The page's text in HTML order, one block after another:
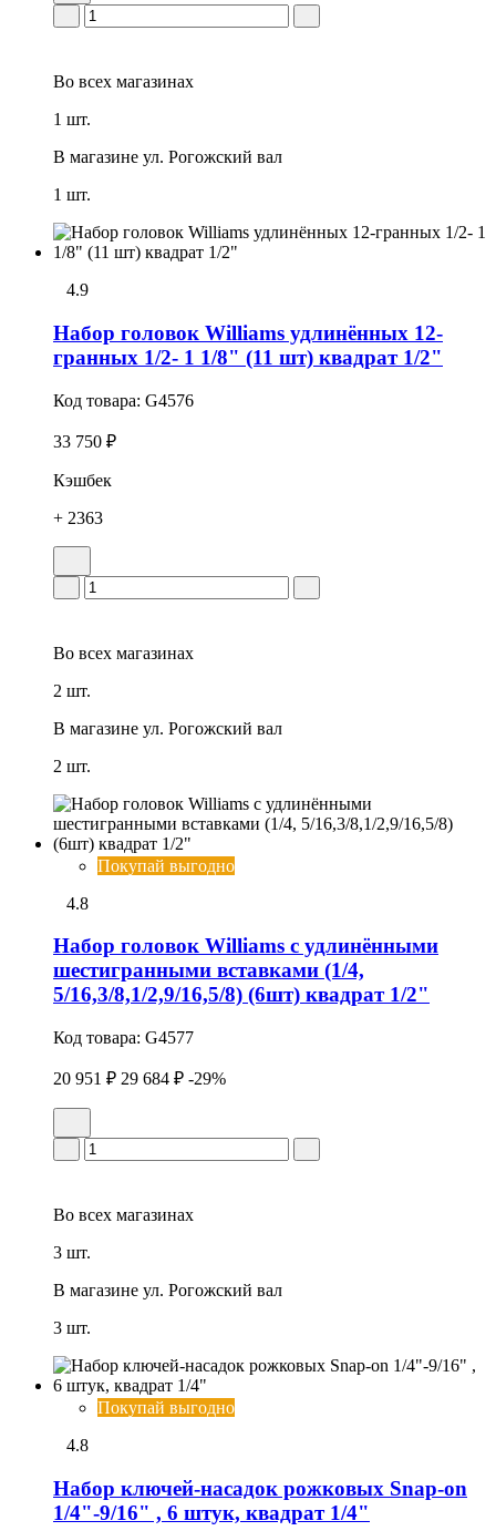
Во всех магазинах
1 шт.
В магазине ул. Рогожский вал
1 шт.
4.9
Набор головок Williams удлинённых 12-
гранных 1/2- 1 1/8" (11 шт) квадрат 1/2"
Код товара: G4576
33 750 ₽
Кэшбек
+ 2363
Во всех магазинах
2 шт.
В магазине ул. Рогожский вал
2 шт.
Покупай выгодно
4.8
Набор головок Williams с удлинёнными
шестигранными вставками (1/4,
5/16,3/8,1/2,9/16,5/8) (6шт) квадрат 1/2"
Код товара: G4577
20 951 ₽ 29 684 ₽ -29%
Во всех магазинах
3 шт.
В магазине ул. Рогожский вал
3 шт.
Покупай выгодно
4.8
Набор ключей-насадок рожковых Snap-on
1/4"-9/16" , 6 штук, квадрат 1/4"